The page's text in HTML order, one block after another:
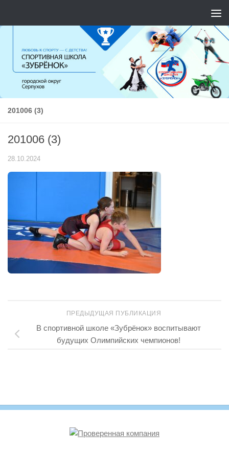
201006 (3)
201006 (3)
28.10.2024
ПРЕДЫДУЩАЯ ПУБЛИКАЦИЯ
В спортивной школе «Зубрёнок» воспитывают
будущих Олимпийских чемпионов!